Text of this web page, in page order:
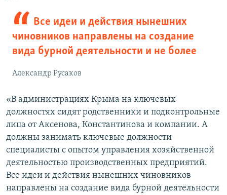
Все идеи и действия нынешних
чиновников направлены на создание
вида бурной деятельности и не более
Александр Русаков
«В администрациях Крыма на ключевых
должностях сидят родственники и подконтрольные
лица от Аксенова, Константинова и компании. А
должны занимать ключевые должности
специалисты с опытом управления хозяйственной
деятельностью производственных предприятий.
Все идеи и действия нынешних чиновников
направлены на создание вида бурной деятельности